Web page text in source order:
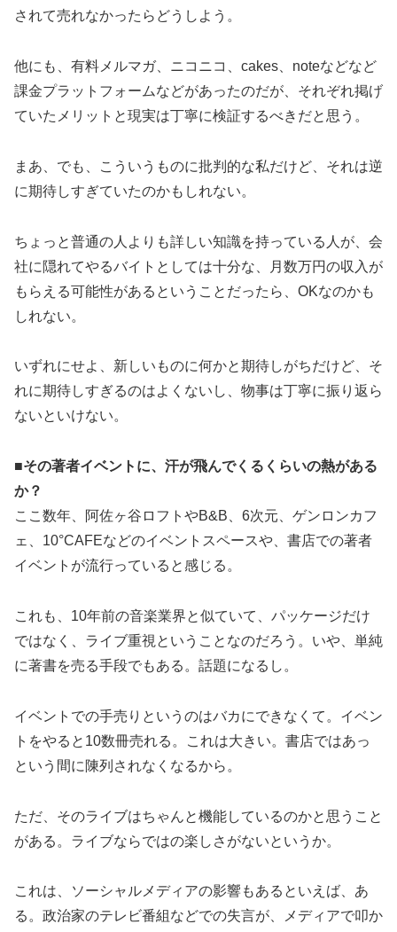
されて売れなかったらどうしよう。
他にも、有料メルマガ、ニコニコ、cakes、noteなどなど
課金プラットフォームなどがあったのだが、それぞれ掲げ
ていたメリットと現実は丁寧に検証するべきだと思う。
まあ、でも、こういうものに批判的な私だけど、それは逆
に期待しすぎていたのかもしれない。
ちょっと普通の人よりも詳しい知識を持っている人が、会
社に隠れてやるバイトとしては十分な、月数万円の収入が
もらえる可能性があるということだったら、OKなのかも
しれない。
いずれにせよ、新しいものに何かと期待しがちだけど、そ
れに期待しすぎるのはよくないし、物事は丁寧に振り返ら
ないといけない。
■その著者イベントに、汗が飛んでくるくらいの熱がある
か？
ここ数年、阿佐ヶ谷ロフトやB&B、6次元、ゲンロンカフ
ェ、10°CAFEなどのイベントスペースや、書店での著者
イベントが流行っていると感じる。
これも、10年前の音楽業界と似ていて、パッケージだけ
ではなく、ライブ重視ということなのだろう。いや、単純
に著書を売る手段でもある。話題になるし。
イベントでの手売りというのはバカにできなくて。イベン
トをやると10数冊売れる。これは大きい。書店ではあっ
という間に陳列されなくなるから。
ただ、そのライブはちゃんと機能しているのかと思うこと
がある。ライブならではの楽しさがないというか。
これは、ソーシャルメディアの影響もあるといえば、あ
る。政治家のテレビ番組などでの失言が、メディアで叩か